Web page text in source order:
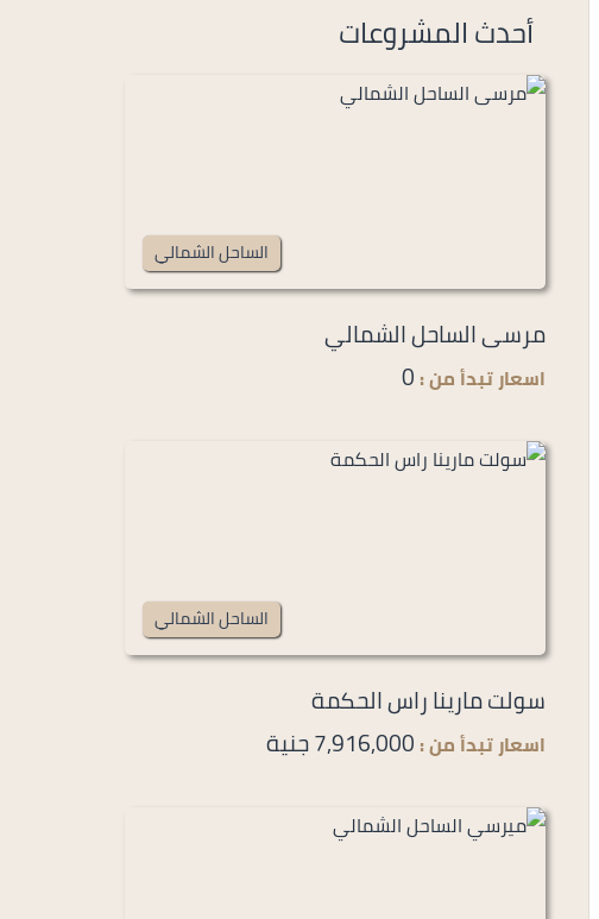
أحدث المشروعات
الساحل الشمالي
مرسى الساحل الشمالي
اسعار تبدأ من : 0
الساحل الشمالي
سولت مارينا راس الحكمة
اسعار تبدأ من : 7,916,000 جنية